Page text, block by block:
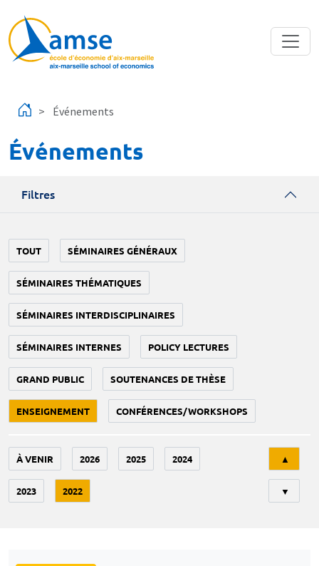
Événements
Événements
Filtres
TOUT SÉMINAIRES GÉNÉRAUX
SÉMINAIRES THÉMATIQUES
SÉMINAIRES INTERDISCIPLINAIRES
SÉMINAIRES INTERNES POLICY LECTURES
GRAND PUBLIC SOUTENANCES DE THÈSE
ENSEIGNEMENT CONFÉRENCES/WORKSHOPS
À VENIR 2026 2025 2024
2023 2022
▲
▼